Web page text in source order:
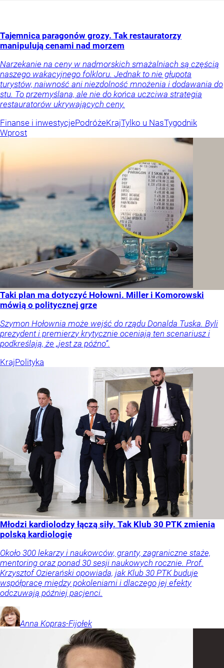
Tajemnica paragonów grozy. Tak restauratorzy
manipulują cenami nad morzem
Narzekanie na ceny w nadmorskich smażalniach są częścią
naszego wakacyjnego folkloru. Jednak to nie głupota
turystów, naiwność ani niezdolność mnożenia i dodawania do
stu. To przemyślana, ale nie do końca uczciwa strategia
restauratorów ukrywających ceny.
Finanse i inwestycjePodróżeKrajTylko u NasTygodnik
Wprost
Taki plan ma dotyczyć Hołowni. Miller i Komorowski
mówią o politycznej grze
Szymon Hołownia może wejść do rządu Donalda Tuska. Byli
prezydent i premierzy krytycznie oceniają ten scenariusz i
podkreślają, że „jest za późno”.
KrajPolityka
Młodzi kardiolodzy łączą siły. Tak Klub 30 PTK zmienia
polską kardiologię
Około 300 lekarzy i naukowców, granty, zagraniczne staże,
mentoring oraz ponad 30 sesji naukowych rocznie. Prof.
Krzysztof Ozierański opowiada, jak Klub 30 PTK buduje
współpracę między pokoleniami i dlaczego jej efekty
odczuwają później pacjenci.
Anna Kopras-Fijołek